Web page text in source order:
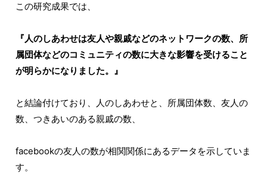
この研究成果では、
『人のしあわせは友人や親戚などのネットワークの数、所
属団体などのコミュニティの数に大きな影響を受けること
が明らかになりました。』
と結論付けており、人のしあわせと、所属団体数、友人の
数、つきあいのある親戚の数、
facebookの友人の数が相関関係にあるデータを示していま
す。